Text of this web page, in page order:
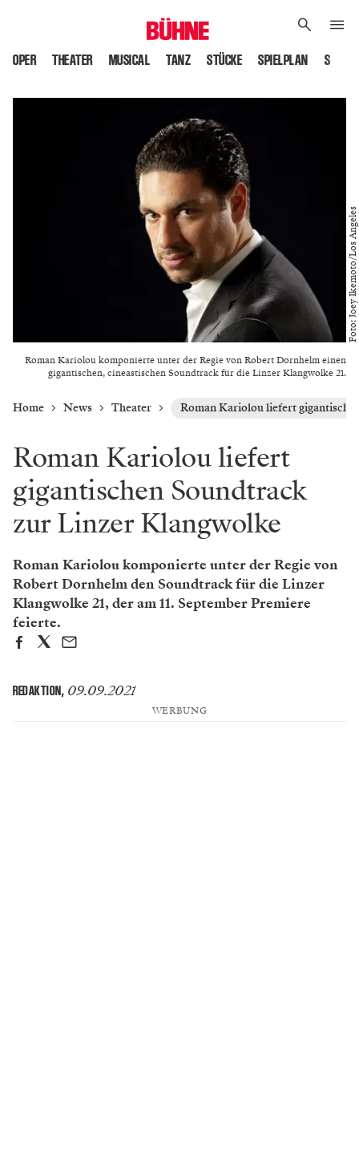
OPER THEATER MUSICAL TANZ STÜCKE SPIELPLAN
Roman Kariolou komponierte unter der Regie von Robert Dornhelm einen
gigantischen, cineastischen Soundtrack für die Linzer Klangwolke 21.
Foto: Joey Ikemoto/Los Angeles
Home News Theater Roman Kariolou liefert
Roman Kariolou liefert
gigantischen Soundtrack
zur Linzer Klangwolke
Roman Kariolou komponierte unter der Regie von
Robert Dornhelm den Soundtrack für die Linzer
Klangwolke 21, der am 11. September Premiere
feierte.
REDAKTION, 09.09.2021
WERBUNG